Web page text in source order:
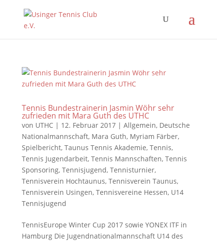
Tennis Bundestrainerin Jasmin Wöhr sehr
zufrieden mit Mara Guth des UTHC
von UTHC| 12. Februar 2017| Allgemein, Deutsche
Nationalmannschaft, Mara Guth, Myriam Färber,
Spielbericht, Taunus Tennis Akademie, Tennis,
Tennis Jugendarbeit, Tennis Mannschaften, Tennis
Sponsoring, Tennisjugend, Tennisturnier,
Tennisverein Hochtaunus, Tennisverein Taunus,
Tennisverein Usingen, Tennisvereine Hessen, U14
Tennisjugend
TennisEurope Winter Cup 2017 sowie YONEX ITF in
Hamburg Die Jugendnationalmannschaft U14 des